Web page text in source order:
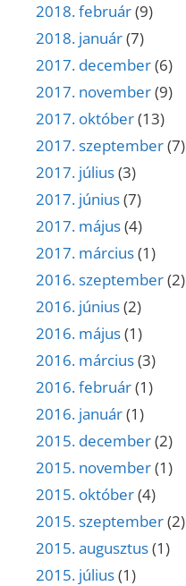
2018. február(9)
2018. január(7)
2017. december(6)
2017. november(9)
2017. október(13)
2017. szeptember(7)
2017. július(3)
2017. június(7)
2017. május(4)
2017. március(1)
2016. szeptember(2)
2016. június(2)
2016. május(1)
2016. március(3)
2016. február(1)
2016. január(1)
2015. december(2)
2015. november(1)
2015. október(4)
2015. szeptember(2)
2015. augusztus(1)
2015. július(1)